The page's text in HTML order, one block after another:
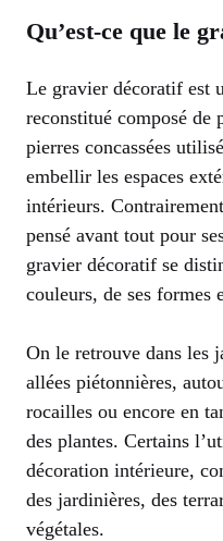
Qu’est-ce que le
Le gravier décoratif est
reconstitué composé de
pierres concassées
embellir les espaces
intérieurs.
pensé avant tout pour
gravier décoratif se
couleurs, de ses formes
On le retrouve dans les
allées piétonnières,
rocailles ou encore en
des plantes. Certains
décoration intérieure,
des jardinières, des
végétales.